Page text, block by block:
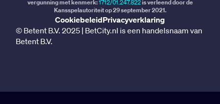
vergunning met kenmerk:1712/01.247.822is verleend door de
Kansspelautoriteit op 29 september 2021.
CookiebeleidPrivacyverklaring
© Betent B.V. 2025 | BetCity.nl is een handelsnaam van
Betent B.V.